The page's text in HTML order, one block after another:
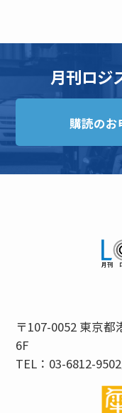
月刊ロジ
購読のお
〒107-0052 東京
6F
TEL：03-6812-